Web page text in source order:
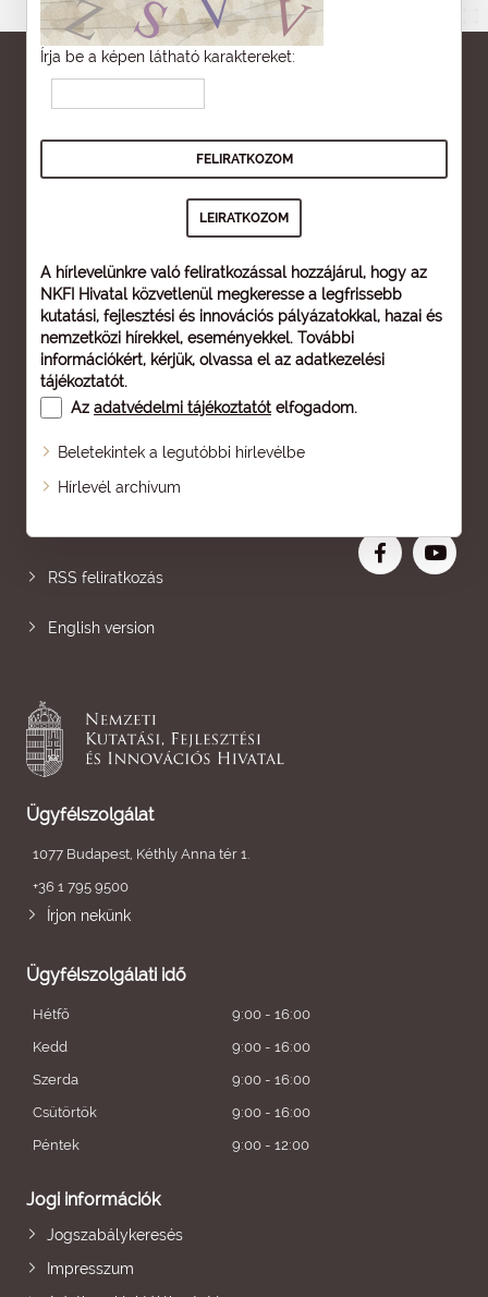
Írja be a képen látható karaktereket:
A hírlevelünkre való feliratkozással hozzájárul, hogy az
NKFI Hivatal közvetlenül megkeresse a legfrissebb
kutatási, fejlesztési és innovációs pályázatokkal, hazai és
nemzetközi hírekkel, eseményekkel. További
információkért, kérjük, olvassa el az adatkezelési
tájékoztatót.
Az adatvédelmi tájékoztatót elfogadom.
Beletekintek a legutóbbi hírlevélbe
Hírlevél archívum
Oldaltérkép
RSS feliratkozás
English version
Ügyfélszolgálat
1077 Budapest, Kéthly Anna tér 1.
+36 1 795 9500
Írjon nekünk
Ügyfélszolgálati idő
Hétfő
9:00 - 16:00
Kedd
9:00 - 16:00
Szerda
9:00 - 16:00
Csütörtök
9:00 - 16:00
Péntek
9:00 - 12:00
Jogi információk
Jogszabálykeresés
Impresszum